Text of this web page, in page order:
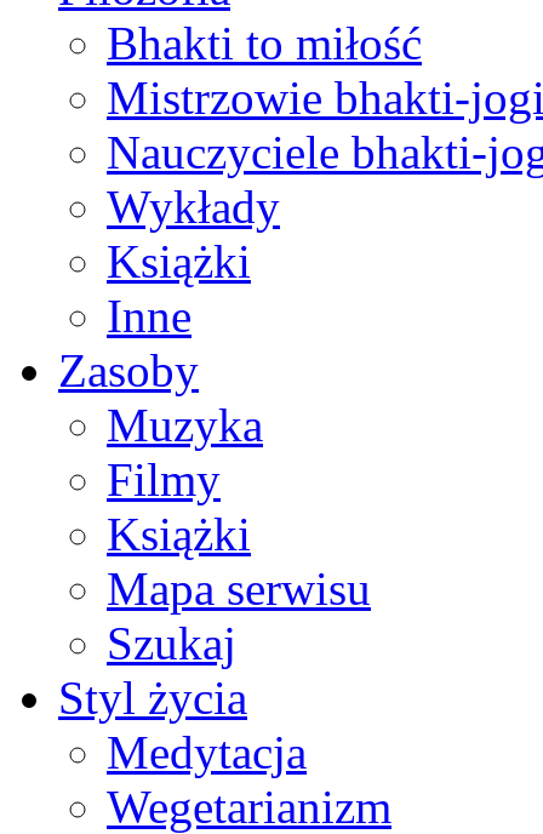
Bhakti to miłość
Mistrzowie bhakti-
Nauczyciele bhakti-
Wykłady
Książki
Inne
Zasoby
Muzyka
Filmy
Książki
Mapa serwisu
Szukaj
Styl życia
Medytacja
Wegetarianizm